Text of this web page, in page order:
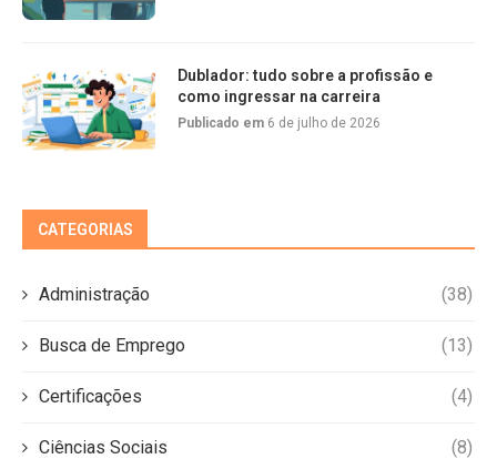
Dublador: tudo sobre a profissão e
como ingressar na carreira
Publicado em 6 de julho de 2026
CATEGORIAS
Administração (38)
Busca de Emprego (13)
Certificações (4)
Ciências Sociais (8)